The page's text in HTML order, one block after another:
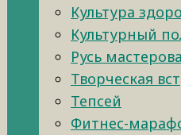
Культура
Культурный
Русь
Творческая
Тепсей
Фитнес-